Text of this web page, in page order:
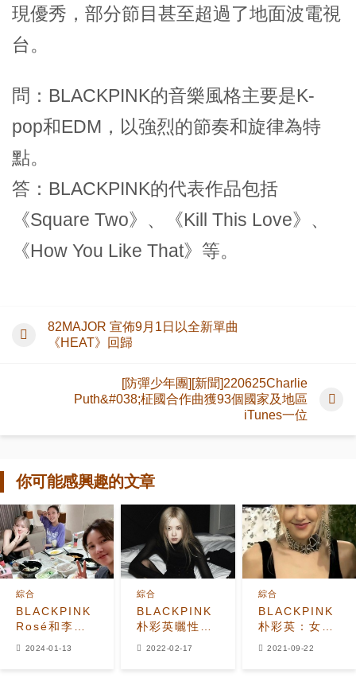
現優秀，部分節目甚至超過了地面波電視
台。
問：BLACKPINK的音樂風格主要是K-
pop和EDM，以強烈的節奏和旋律為特
點。
答：BLACKPINK的代表作品包括
《Square Two》、《Kill This Love》、
《How You Like That》等。
82MAJOR 宣佈9月1日以全新單曲
《HEAT》回歸
[防彈少年團][新聞]220625Charlie
Puth&#038;柾國合作曲獲93個國家及地區
iTunes一位
你可能感興趣的文章
BLACKPINK
Rosé和李智
綜合
2024-01-13
BLACKPINK
朴彩英曬性感
綜合
2022-02-17
BLACKPINK
朴彩英：女神
綜合
2021-09-22